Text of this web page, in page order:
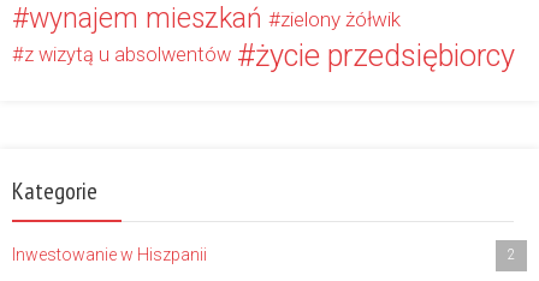
wynajem mieszkań zielony żółwik
z wizytą u absolwentów życie przedsiębiorcy
Kategorie
Inwestowanie w Hiszpanii 2